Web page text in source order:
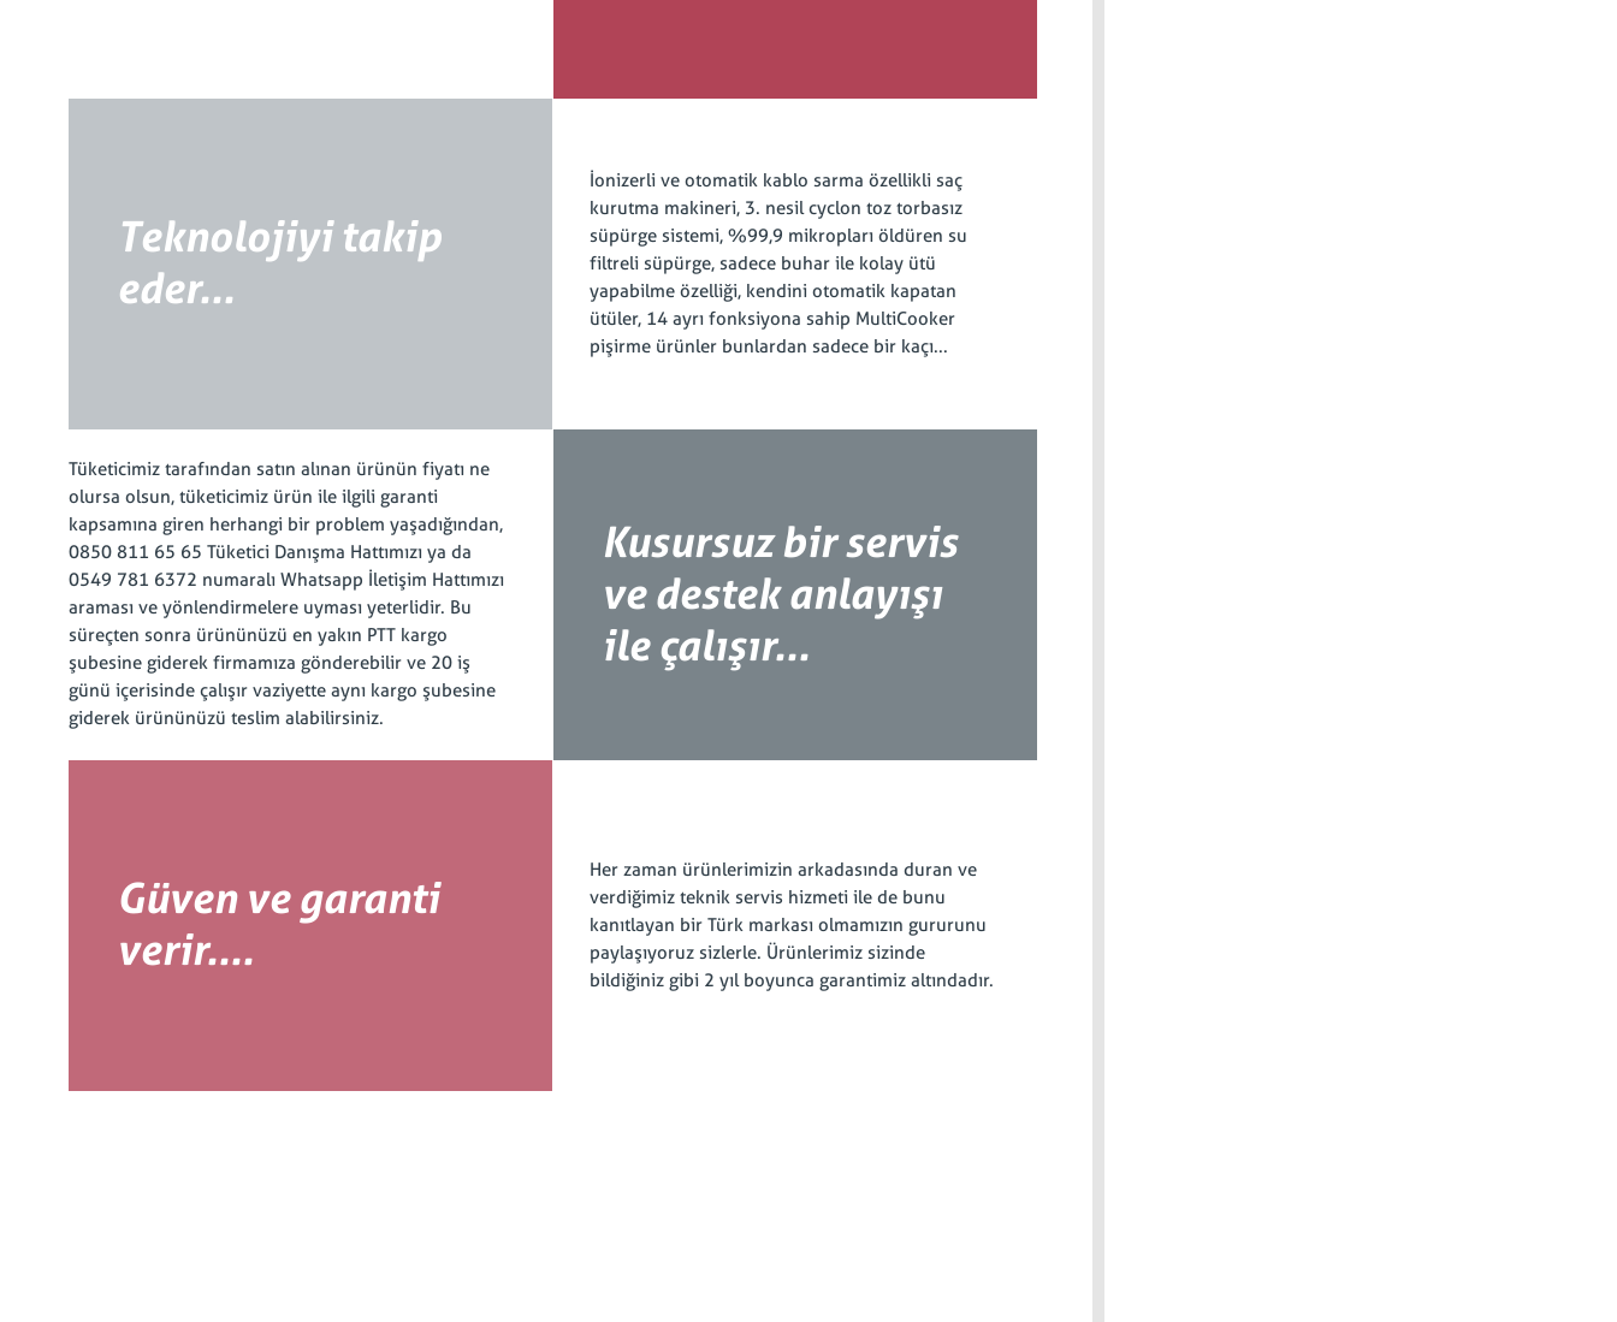
Teknolojiyi takip
eder...
İonizerli ve otomatik kablo sarma özellikli saç
kurutma makineri, 3. nesil cyclon toz torbasız
süpürge sistemi, %99,9 mikropları öldüren su
filtreli süpürge, sadece buhar ile kolay ütü
yapabilme özelliği, kendini otomatik kapatan
ütüler, 14 ayrı fonksiyona sahip MultiCooker
pişirme ürünler bunlardan sadece bir kaçı...
Tüketicimiz tarafından satın alınan ürünün fiyatı ne
olursa olsun, tüketicimiz ürün ile ilgili garanti
kapsamına giren herhangi bir problem yaşadığından,
0850 811 65 65 Tüketici Danışma Hattımızı ya da
0549 781 6372 numaralı Whatsapp İletişim Hattımızı
araması ve yönlendirmelere uyması yeterlidir. Bu
süreçten sonra ürününüzü en yakın PTT kargo
şubesine giderek firmamıza gönderebilir ve 20 iş
günü içerisinde çalışır vaziyette aynı kargo şubesine
giderek ürününüzü teslim alabilirsiniz.
Kusursuz bir servis
ve destek anlayışı
ile çalışır...
Güven ve garanti
verir....
Her zaman ürünlerimizin arkadasında duran ve
verdiğimiz teknik servis hizmeti ile de bunu
kanıtlayan bir Türk markası olmamızın gururunu
paylaşıyoruz sizlerle. Ürünlerimiz sizinde
bildiğiniz gibi 2 yıl boyunca garantimiz altındadır.